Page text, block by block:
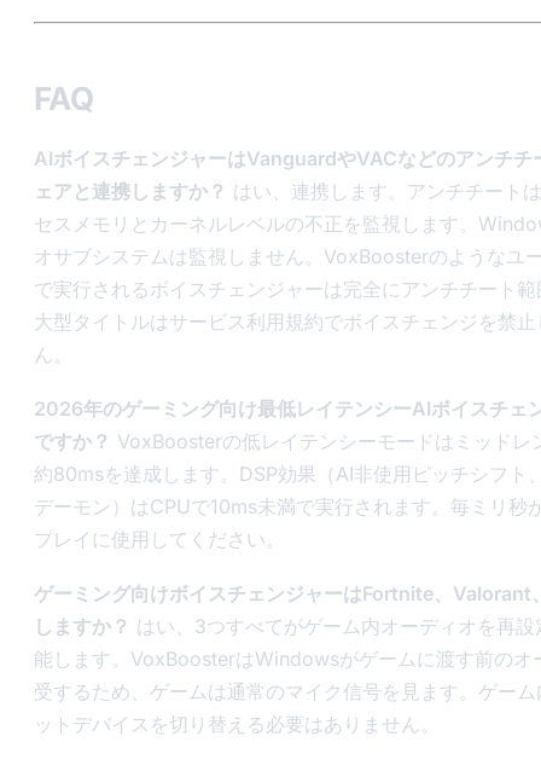
FAQ
AIボイスチェンジャーはVanguardやVACなどのアンチチ
ェアと連携しますか？ はい、連携します。アンチチート
セスメモリとカーネルレベルの不正を監視します。
オサブシステムは監視しません。VoxBoosterのようなユ
で実行されるボイスチェンジャーは完全にアンチチート
大型タイトルはサービス利用規約でボイスチェンジを禁
ん。
2026年のゲーミング向け最低レイテンシーAIボイスチェ
ですか？ VoxBoosterの低レイテンシーモードはミッドレ
約80msを達成します。DSP効果（AI非使用ピッチシフト
デーモン）はCPUで10ms未満で実行されます。毎ミリ秒
プレイに使用してください。
ゲーミング向けボイスチェンジャーはFortnite、Valorant
しますか？ はい、3つすべてがゲーム内オーディオを再設
能します。VoxBoosterはWindowsがゲームに渡す前のオ
受するため、ゲームは通常のマイク信号を見ます。ゲー
ットデバイスを切り替える必要はありません。